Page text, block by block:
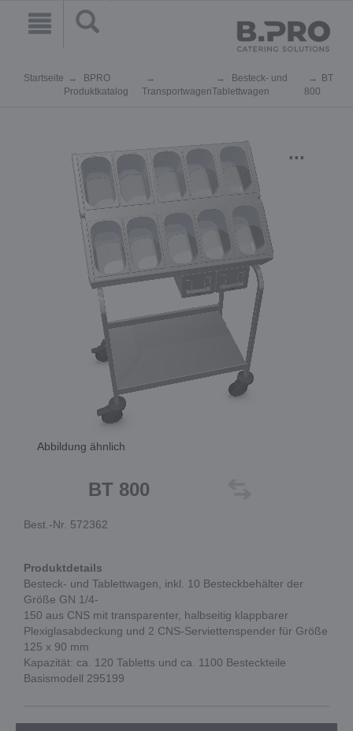
Startseite
BPRO
Produktkatalog
Transportwagen
Besteck- und
Tablettwagen
BT
800
...
Abbildung ähnlich
BT 800
Best.-Nr. 572362
Produktdetails
Besteck- und Tablettwagen, inkl. 10 Besteckbehälter der
Größe GN 1/4-
150 aus CNS mit transparenter, halbseitig klappbarer
Plexiglasabdeckung und 2 CNS-Serviettenspender für Größe
125 x 90 mm
Kapazität: ca. 120 Tabletts und ca. 1100 Besteckteile
Basismodell 295199